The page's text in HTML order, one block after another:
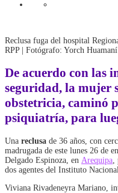
Reclusa fuga del hospital
RPP | Fotógrafo: Yorch Huamaní
De acuerdo con las
seguridad, la mujer
obstetricia, caminó
psiquiatría, para
Una reclusa de 36 años, con
madrugada de este lunes 26 de
Delgado Espinoza, en Arequipa
dos agentes del Instituto
Viviana Rivadeneyra Mariano,